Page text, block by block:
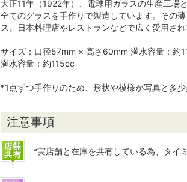
大正11年（1922年）、電球用ガラスの生産工場
全てのグラスを手作りで製造しています。その
ス。日本料理店やレストランなどで広く愛用され
サイズ：口径57mm × 高さ60mm 満水容量：約
満水容量：約115cc
*1点ずつ手作りのため、形状や模様が写真と多少
注意事項
*実店舗と在庫を共有している為、タイ